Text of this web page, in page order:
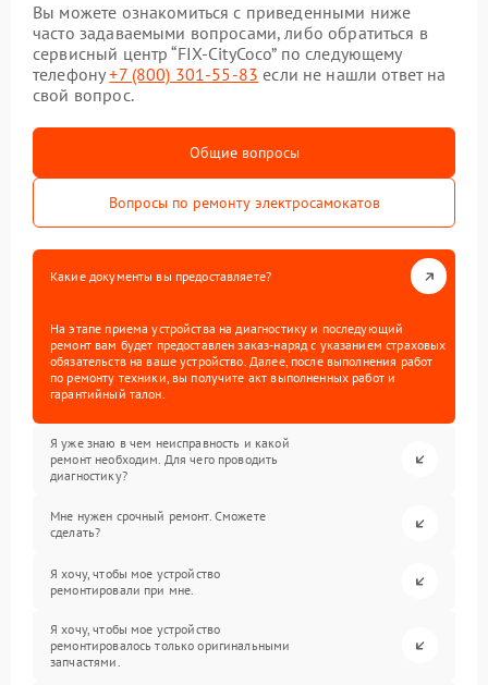
Вы можете ознакомиться с приведенными ниже
часто задаваемыми вопросами, либо обратиться в
сервисный центр “FIX-CityCoco” по следующему
телефону+7 (800) 301-55-83 если не нашли ответ на
свой вопрос.
Общие вопросы
Вопросы по ремонту электросамокатов
Какие документы вы предоставляете?
На этапе приема устройства на диагностику и последующий
ремонт вам будет предоставлен заказ-наряд с указанием страховых
обязательств на ваше устройство. Далее, после выполнения работ
по ремонту техники, вы получите акт выполненных работ и
гарантийный талон.
Я уже знаю в чем неисправность и какой
ремонт необходим. Для чего проводить
диагностику?
Мне нужен срочный ремонт. Сможете
сделать?
Я хочу, чтобы мое устройство
ремонтировали при мне.
Я хочу, чтобы мое устройство
ремонтировалось только оригинальными
запчастями.